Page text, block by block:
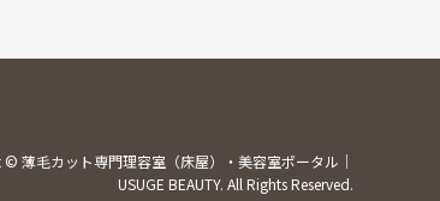
© 薄毛カット専門理容室（床屋）・美容室ポータル｜
USUGE BEAUTY. All Rights Reserved.